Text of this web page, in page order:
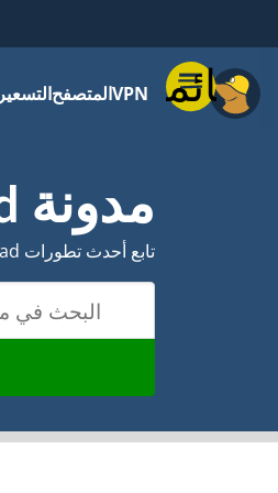
قائمةVPNالمتصفحالتسعير
مدونة Mullvad
تابع أحدث تطورات Mullvad. ستجد جميع التطبيقات وتحديثات الأمان ومنشورات الوظائف هنا.